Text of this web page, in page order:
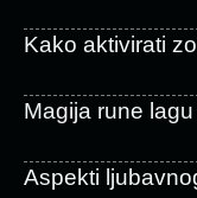
Kako aktivirati
Magija rune lagu
Aspekti